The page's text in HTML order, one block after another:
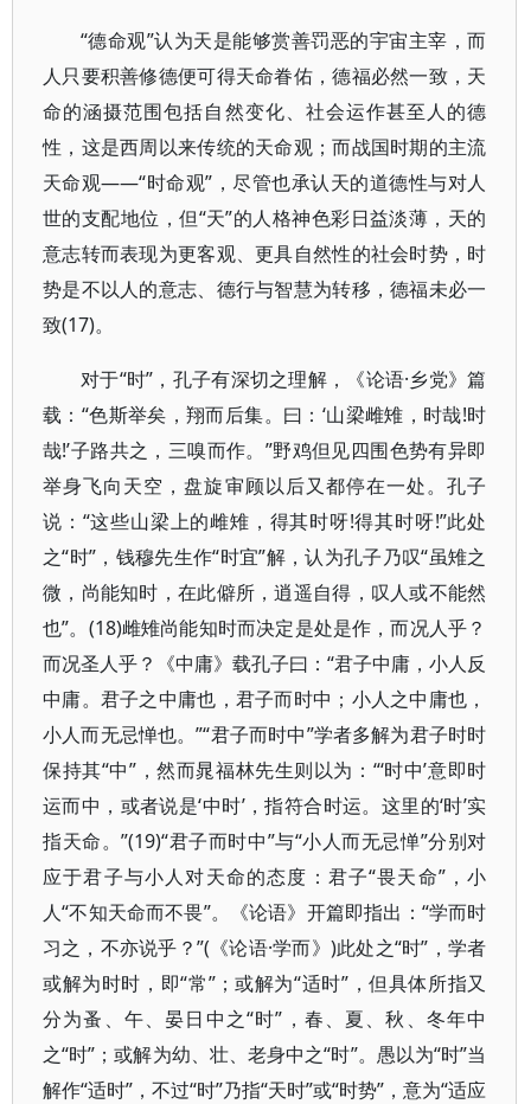
“德命观”认为天是能够赏善罚恶的宇宙主宰，而
人只要积善修德便可得天命眷佑，德福必然一致，天
命的涵摄范围包括自然变化、社会运作甚至人的德
性，这是西周以来传统的天命观；而战国时期的主流
天命观——“时命观”，尽管也承认天的道德性与对人
世的支配地位，但“天”的人格神色彩日益淡薄，天的
意志转而表现为更客观、更具自然性的社会时势，时
势是不以人的意志、德行与智慧为转移，德福未必一
致(17)。
对于“时”，孔子有深切之理解，《论语·乡党》篇
载：“色斯举矣，翔而后集。曰：‘山梁雌雉，时哉!时
哉!’子路共之，三嗅而作。”野鸡但见四围色势有异即
举身飞向天空，盘旋审顾以后又都停在一处。孔子
说：“这些山梁上的雌雉，得其时呀!得其时呀!”此处
之“时”，钱穆先生作“时宜”解，认为孔子乃叹“虽雉之
微，尚能知时，在此僻所，逍遥自得，叹人或不能然
也”。(18)雌雉尚能知时而决定是处是作，而况人乎？
而况圣人乎？《中庸》载孔子曰：“君子中庸，小人反
中庸。君子之中庸也，君子而时中；小人之中庸也，
小人而无忌惮也。”“君子而时中”学者多解为君子时时
保持其“中”，然而晁福林先生则以为：“‘时中’意即时
运而中，或者说是‘中时’，指符合时运。这里的‘时’实
指天命。”(19)“君子而时中”与“小人而无忌惮”分别对
应于君子与小人对天命的态度：君子“畏天命”，小
人“不知天命而不畏”。《论语》开篇即指出：“学而时
习之，不亦说乎？”(《论语·学而》)此处之“时”，学者
或解为时时，即“常”；或解为“适时”，但具体所指又
分为蚤、午、晏日中之“时”，春、夏、秋、冬年中
之“时”；或解为幼、壮、老身中之“时”。愚以为“时”当
解作“适时”，不过“时”乃指“天时”或“时势”，意为“适应